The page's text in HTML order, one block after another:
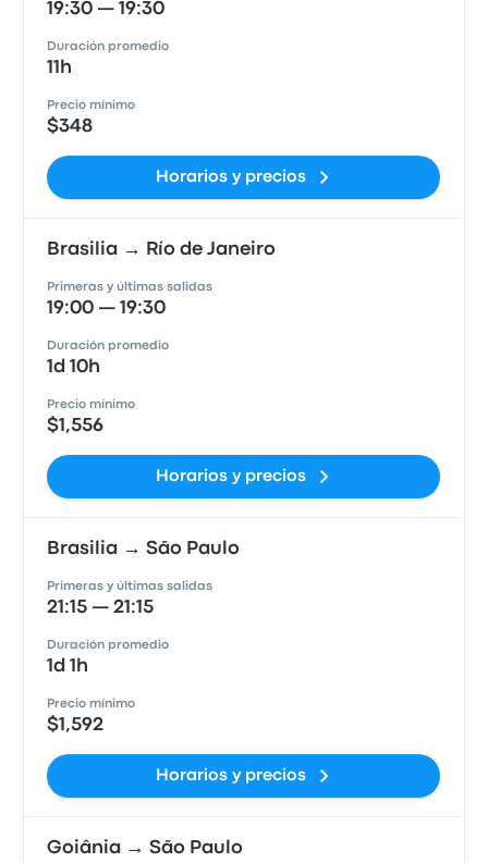
19:30 — 19:30
Duración promedio
11h
Precio mínimo
$348
Horarios y precios
Brasilia → Río de Janeiro
Primeras y últimas salidas
19:00 — 19:30
Duración promedio
1d 10h
Precio mínimo
$1,556
Horarios y precios
Brasilia → São Paulo
Primeras y últimas salidas
21:15 — 21:15
Duración promedio
1d 1h
Precio mínimo
$1,592
Horarios y precios
Goiânia → São Paulo